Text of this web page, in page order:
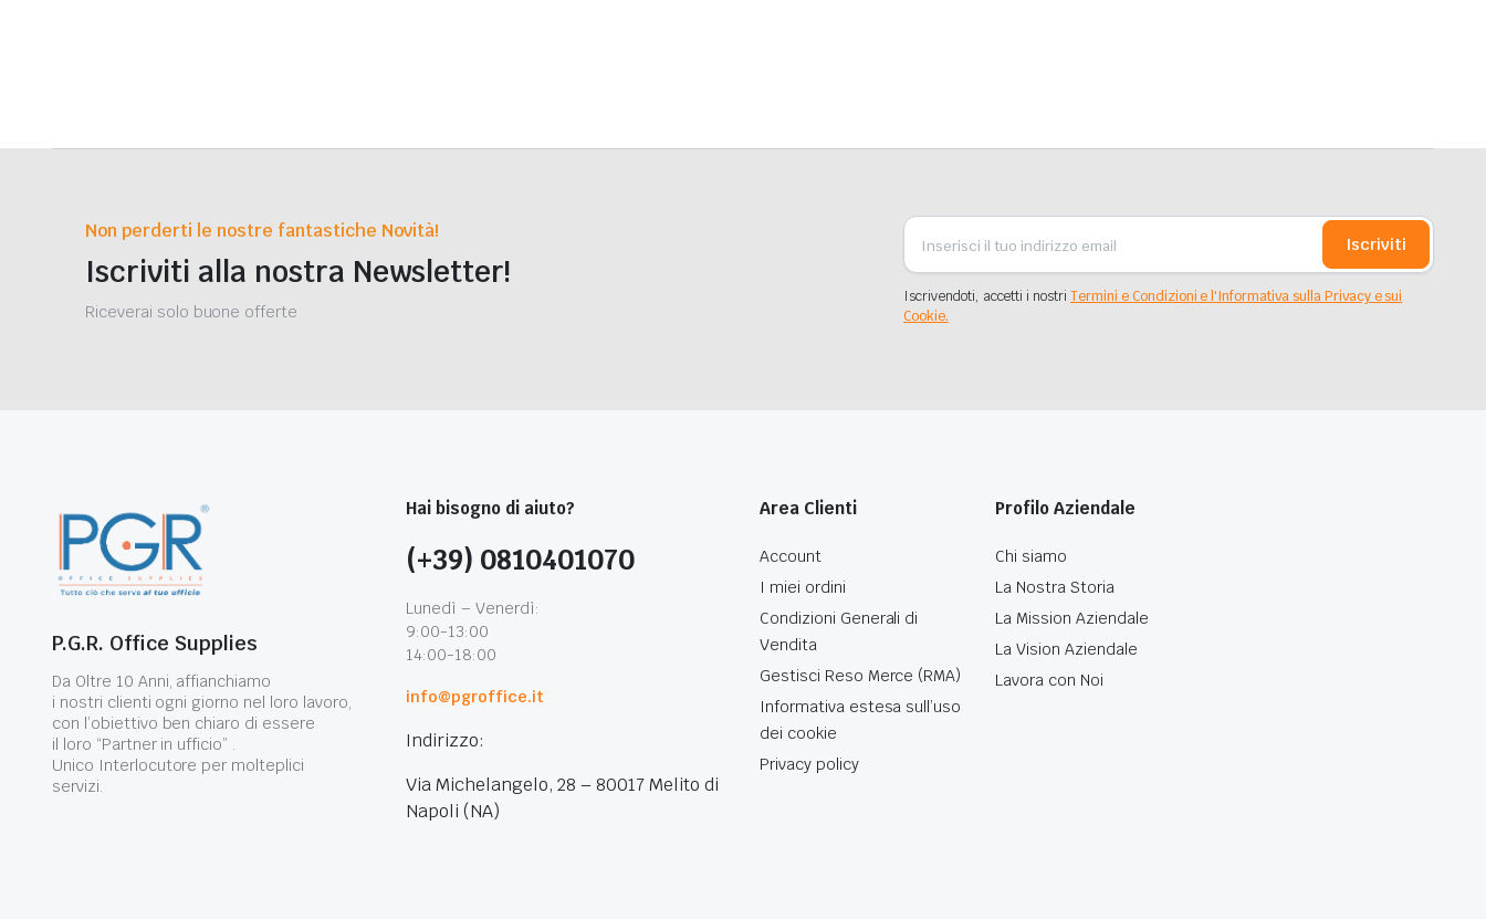
Non perderti le nostre fantastiche Novità!
Iscriviti alla nostra Newsletter!
Riceverai solo buone offerte
Iscriviti
Iscrivendoti, accetti i nostriTermini e Condizioni e l'Informativa sulla Privacy e sui
Cookie.
P.G.R. Office Supplies
Da Oltre 10 Anni, affianchiamo
i nostri clienti ogni giorno nel loro lavoro,
con l’obiettivo ben chiaro di essere
il loro “Partner in ufficio” .
Unico Interlocutore per molteplici
servizi.
Hai bisogno di aiuto?
(+39) 0810401070
Lunedì – Venerdì:
9:00-13:00
14:00-18:00
info@pgroffice.it
Indirizzo:
Via Michelangelo, 28 – 80017 Melito di
Napoli (NA)
Area Clienti
Account
I miei ordini
Condizioni Generali di
Vendita
Gestisci Reso Merce (RMA)
Informativa estesa sull’uso
dei cookie
Privacy policy
Profilo Aziendale
Chi siamo
La Nostra Storia
La Mission Aziendale
La Vision Aziendale
Lavora con Noi